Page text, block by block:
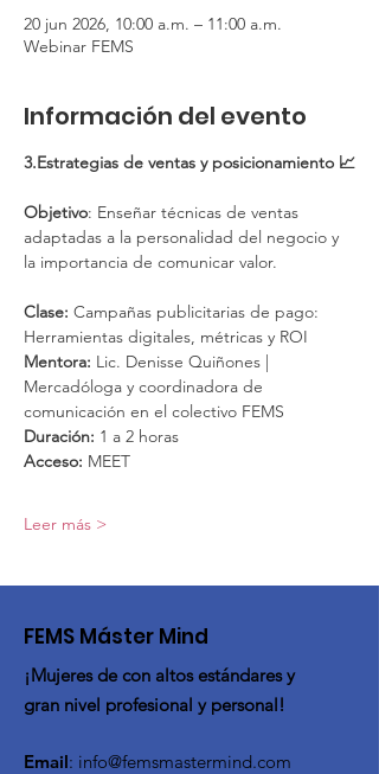
20 jun 2026, 10:00 a.m. – 11:00 a.m.
Webinar FEMS
Información del evento
3.Estrategias de ventas y posicionamiento 📈
Objetivo: Enseñar técnicas de ventas
adaptadas a la personalidad del negocio y
la importancia de comunicar valor.
Clase: Campañas publicitarias de pago:
Herramientas digitales, métricas y ROI
Mentora: Lic. Denisse Quiñones |
Mercadóloga y coordinadora de
comunicación en el colectivo FEMS
Duración: 1 a 2 horas
Acceso: MEET
Leer más >
FEMS Máster Mind
¡Mujeres de con altos estándares y
gran nivel profesional y personal!
Email: info@femsmastermind.com